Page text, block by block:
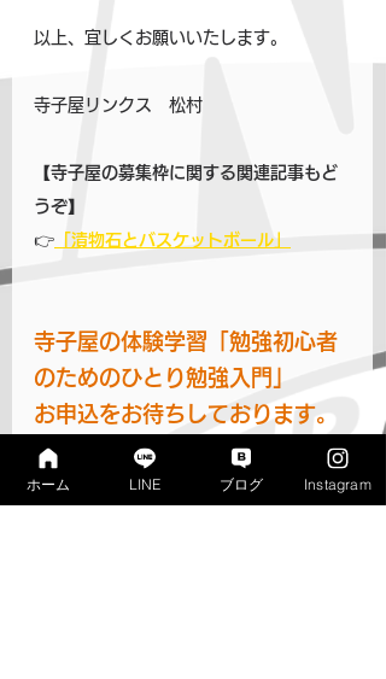
以上、宜しくお願いいたします。
寺子屋リンクス　松村
【寺子屋の募集枠に関する関連記事もど
うぞ】
👉 「漬物石とバスケットボール」
寺子屋の体験学習「勉強初心者
のためのひとり勉強入門」
お申込をお待ちしております。
★いつでもブレない勉強習慣と、考える
ホーム LINE ブログ Instagram